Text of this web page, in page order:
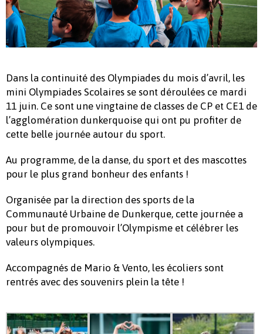
Dans la continuité des Olympiades du mois d’avril, les
mini Olympiades Scolaires se sont déroulées ce mardi
11 juin. Ce sont une vingtaine de classes de CP et CE1 de
l’agglomération dunkerquoise qui ont pu profiter de
cette belle journée autour du sport.
Au programme, de la danse, du sport et des mascottes
pour le plus grand bonheur des enfants !
Organisée par la direction des sports de la
Communauté Urbaine de Dunkerque, cette journée a
pour but de promouvoir l’Olympisme et célébrer les
valeurs olympiques.
Accompagnés de Mario & Vento, les écoliers sont
rentrés avec des souvenirs plein la tête !